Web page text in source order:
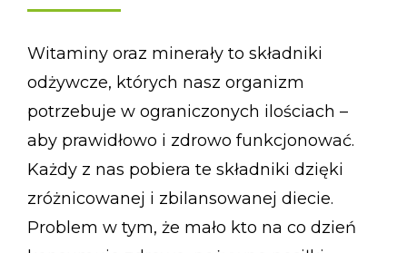
Witaminy oraz minerały to składniki
odżywcze, których nasz organizm
potrzebuje w ograniczonych ilościach –
aby prawidłowo i zdrowo funkcjonować.
Każdy z nas pobiera te składniki dzięki
zróżnicowanej i zbilansowanej diecie.
Problem w tym, że mało kto na co dzień